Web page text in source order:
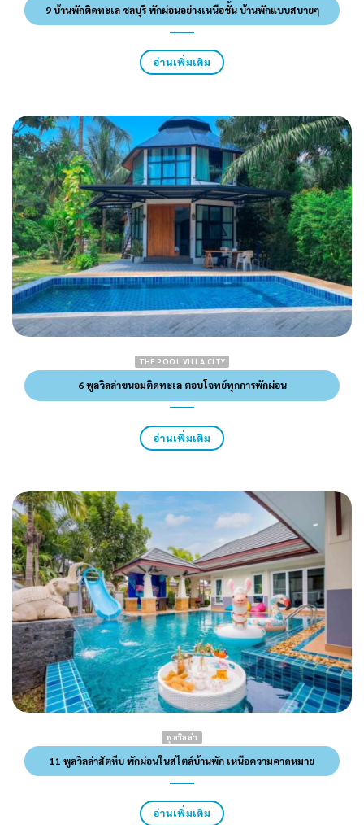
9 บ้านพักติดทะเล ชลบุรี พักผ่อนอย่างเหนือชั้น บ้านพักแบบสบายๆ
อ่านเพิ่มเติม
THE POOL VILLA CITY
6 พูลวิลล่าขนอมติดทะเล ตอบโจทย์ทุกการพักผ่อน
อ่านเพิ่มเติม
พูลวิลล่า
11 พูลวิลล่าสัตหีบ พักผ่อนในสไตล์บ้านพัก เหนือความคาดหมาย
อ่านเพิ่มเติม